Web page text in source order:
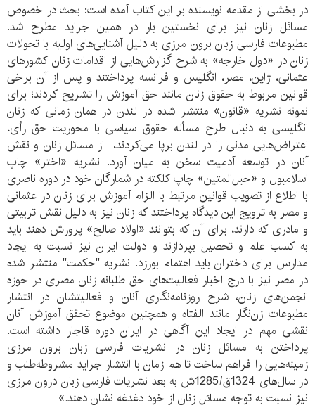
در بخشی از مقدمه نویسنده بر این کتاب آمده است: بحث در خصوص
مسائل زنان نیز برای نخستین بار در همین جراید مطرح شد.
مطبوعات فارسی زبان برون مرزی به دلیل آشنایی‌های اولیه با تحولات
زنان در «دول خارجه» به شرح گزارش‌هایی از اقدامات زنان کشورهای
عثمانی، ژاپن، مصر، انگلیس و فرانسه پرداختند و پس از آن برخی
قوانین مربوط به حقوق زنان مانند حق آموزش را تشریح کردند؛ برای
نمونه نشریه «قانون» منتشر شده در لندن در همان زمانی که زنان
انگلیسی به دنبال طرح مسأله حقوق سیاسی با محوریت حق رأی،
اعتراض‌هایی مدنی را در لندن برپا می‌کردند، از مسائل زنان و نقش
آنان در توسعه آدمیت سخن به میان آورد. نشریه «اختر» چاپ
اسلامبول و «حبل‌المتین» چاپ کلکته در شمارگان خود در دوره ناصری
با اطلاع از تصویب قوانین مرتبط با الزام آموزش برای زنان در عثمانی
و مصر به ترویج این دیدگاه پرداختند که زنان نیز به دلیل نقش تربیتی
و مادری که دارند، برای آن که بتوانند «اولاد صالح» پرورش دهند باید
به کسب علم و تحصیل بپردازند و دولت ایران نیز نسبت به ایجاد
مدارس برای دختران باید اهتمام بورزد. نشریه "حکمت" منتشر شده
در مصر نیز با درج اخبار فعالیت‌های حق طلبانه زنان مصری در حوزه
انجمن‌های زنان، شرح روزنامه‌نگاری آنان و فعالیتشان در انتشار
مطبوعات زن‌نگار مانند الفتاه و همچنین موضوع تحقق آموزش آنان
نقشی مهم در ایجاد این آگاهی در ایران دوره قاجار داشته است.
پرداختن به مسائل زنان در نشریات فارسی زبان برون مرزی
زمینه‌هایی را فراهم ساخت تا هم زمان با انتشار جراید مشروطه‌طلب و
در سال‌های 1324ق/1285ش به بعد نشریات فارسی زبان درون مرزی
نیز نسبت به توجه مسائل زنان از خود دغدغه نشان دهند.»